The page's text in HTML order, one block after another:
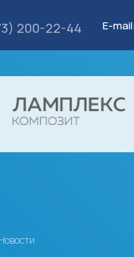
200-22-44 E-